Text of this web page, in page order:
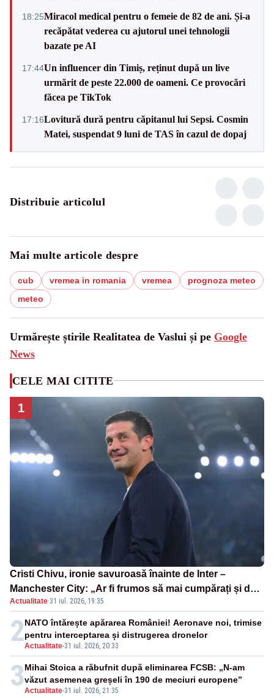
18:25Miracol medical pentru o femeie de 82 de ani. Și-a
recăpătat vederea cu ajutorul unei tehnologii
bazate pe AI
17:44Un influencer din Timiș, reținut după un live
urmărit de peste 22.000 de oameni. Ce provocări
făcea pe TikTok
17:16Lovitură dură pentru căpitanul lui Sepsi. Cosmin
Matei, suspendat 9 luni de TAS în cazul de dopaj
Distribuie articolul
Mai multe articole despre
cub vremea in romania vremea
prognoza meteo
meteo
Urmărește știrile Realitatea de Vaslui și pe Google
News
CELE MAI CITITE
1
Cristi Chivu, ironie savuroasă înainte de Inter –
Manchester City: „Ar fi frumos să mai cumpărați și de
la noi”
Actualitate·31 iul. 2026, 19:35
2Actualitate-31 iul. 2026, 20:33
NATO întărește apărarea României! Aeronave noi, trimise
pentru interceptarea și distrugerea dronelor
3Actualitate-31 iul. 2026, 21:35
Mihai Stoica a răbufnit după eliminarea FCSB: „N-am
văzut asemenea greșeli în 190 de meciuri europene”